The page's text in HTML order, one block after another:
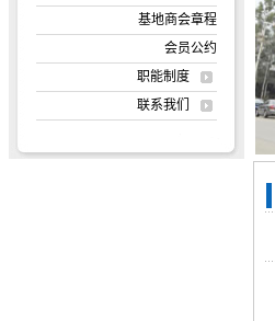
基地商会章程
会员公约
职能制度
联系我们